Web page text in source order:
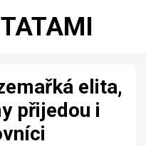
elita,
přijedou i